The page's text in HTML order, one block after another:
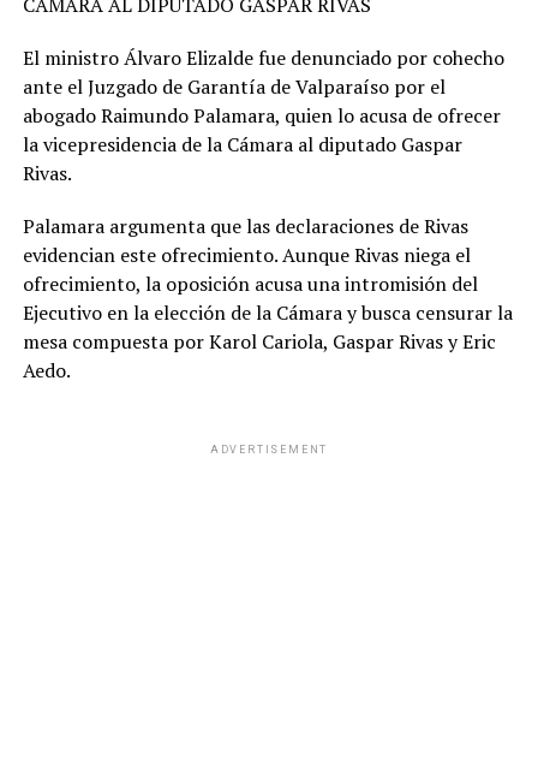
El ministro Álvaro Elizalde fue denunciado por cohecho
ante el Juzgado de Garantía de Valparaíso por el
abogado Raimundo Palamara, quien lo acusa de ofrecer
la vicepresidencia de la Cámara al diputado Gaspar
Rivas.
Palamara argumenta que las declaraciones de Rivas
evidencian este ofrecimiento. Aunque Rivas niega el
ofrecimiento, la oposición acusa una intromisión del
Ejecutivo en la elección de la Cámara y busca censurar la
mesa compuesta por Karol Cariola, Gaspar Rivas y Eric
Aedo.
ADVERTISEMENT